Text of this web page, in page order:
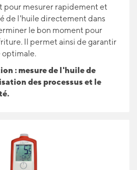
pour mesurer rapidement et
de l'huile directement dans
le bon moment pour
Il permet ainsi de garantir
optimale.
: mesure de l'huile de
des processus et le